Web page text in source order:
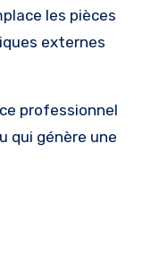
les pièces
externes
professionnel
qui génère une